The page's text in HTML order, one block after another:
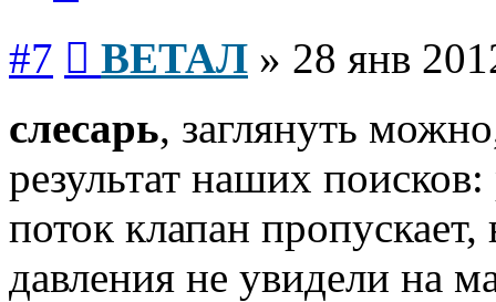
#7 ВЕТАЛ » 28 янв
слесарь, заглянуть
результат наших
поток клапан
давления не увидели на